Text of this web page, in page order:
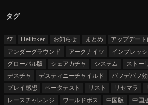
タグ
f7 Helltaker お知らせ まとめ
アップデート
アンダーグラウンド
アークナイツ インプレッ
グローバル版
シェアガチャ システム ストー
デスチャ
デスティニーチャイルド バフデバフ
プレイ感想
ベータテスト リスト リセマラ
レースチャレンジ
ワールドボス 中国版 中国